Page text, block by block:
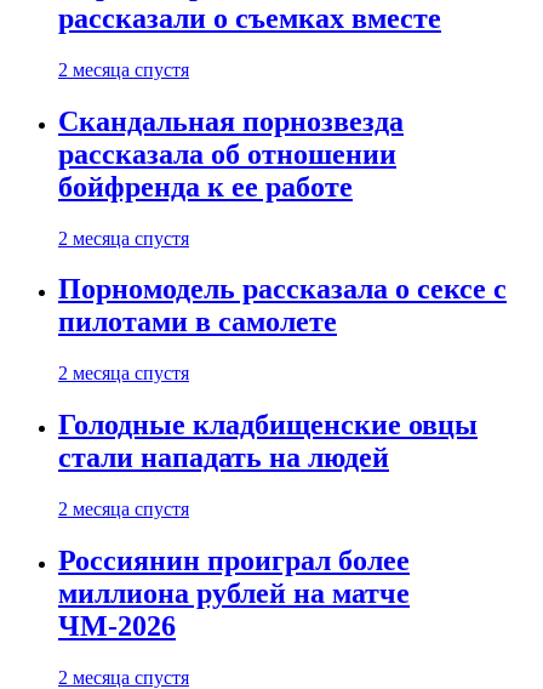
рассказали о съемках вместе
2 месяца спустя
Скандальная порнозвезда
рассказала об отношении
бойфренда к ее работе
2 месяца спустя
Порномодель рассказала о сексе с
пилотами в самолете
2 месяца спустя
Голодные кладбищенские овцы
стали нападать на людей
2 месяца спустя
Россиянин проиграл более
миллиона рублей на матче
ЧМ-2026
2 месяца спустя